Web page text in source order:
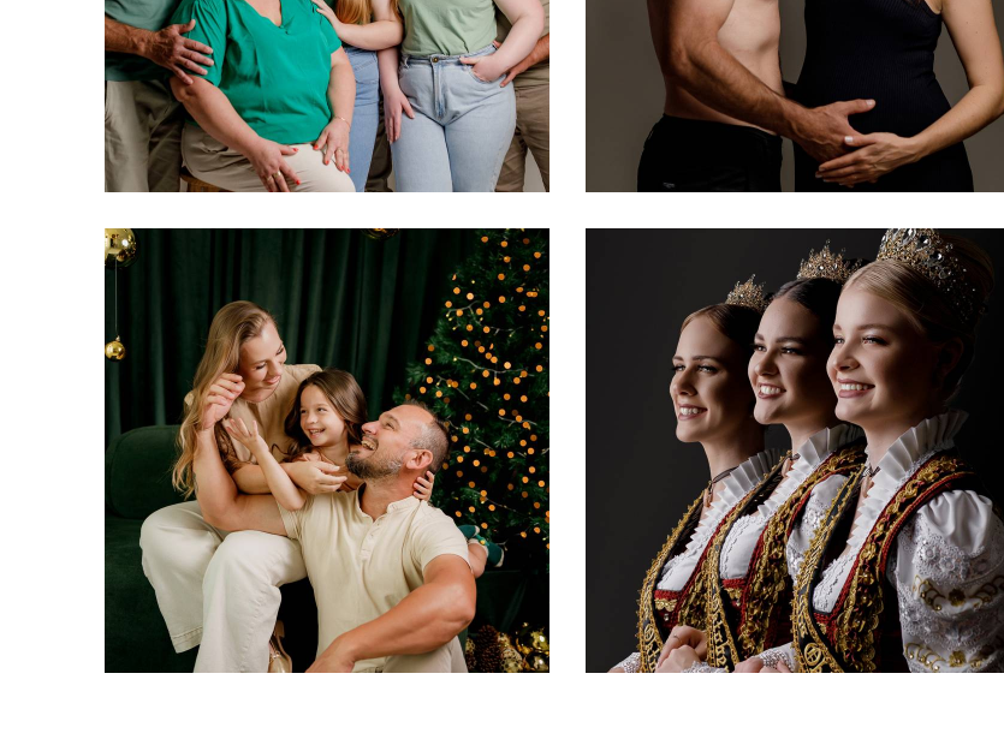
326 0 279
312 0 272 0